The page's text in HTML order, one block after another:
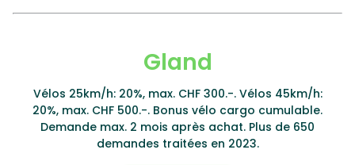
Gland
Vélos 25km/h: 20%, max. CHF 300.-. Vélos 45km/h:
20%, max. CHF 500.-. Bonus vélo cargo cumulable.
Demande max. 2 mois après achat. Plus de 650
demandes traitées en 2023.